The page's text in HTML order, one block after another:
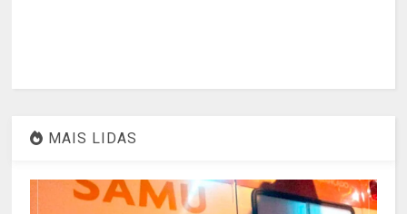
MAIS LIDAS